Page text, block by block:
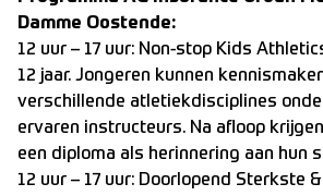
Damme Oostende:
12 uur – 17 uur: Non-stop Kids
12 jaar. Jongeren kunnen
verschillende atletiekdisciplines
ervaren instructeurs. Na afloop
een diploma als herinnering aan hun
12 uur – 17 uur: Doorlopend Sterkste